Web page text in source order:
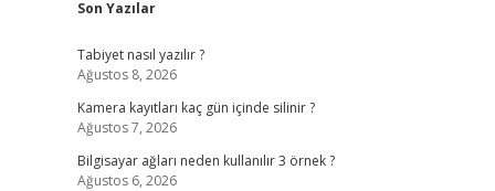
Son Yazılar
Tabiyet nasıl yazılır ?
Ağustos 8, 2026
Kamera kayıtları kaç gün içinde silinir ?
Ağustos 7, 2026
Bilgisayar ağları neden kullanılır 3 örnek ?
Ağustos 6, 2026